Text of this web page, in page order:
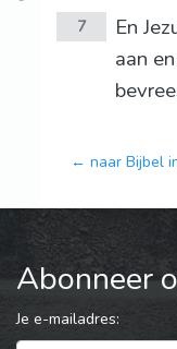
7
En
aan
← naar Bijbel
Abonneer
Je e-mailadres: